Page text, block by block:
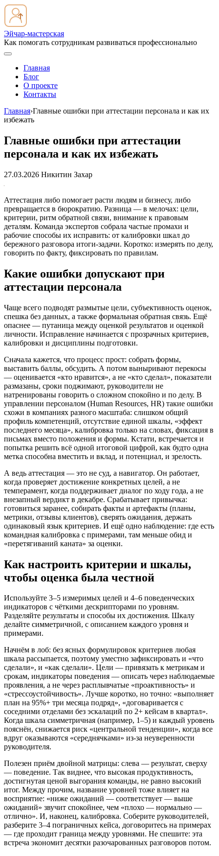
Эйчар-мастерская
Как помогать сотрудникам развиваться профессионально
Главная
Блог
О проекте
Контакты
Главная›Главные ошибки при аттестации персонала и как их
избежать
Главные ошибки при аттестации
персонала и как их избежать
27.03.2026 Никитин Захар
Аттестация либо помогает расти людям и бизнесу, либо
превращается в бюрократию. Разница — в мелочах: цели,
критерии, ритм обратной связи, внимание к правовым
деталям. Команда экспертов собрала частые промахи и
рабочие способы их исправить: от калибровки шкал до
бережного разговора итоги‑задачи. Коротко: измерять по делу,
говорить по факту, фиксировать по правилам.
Какие ошибки допускают при
аттестации персонала
Чаще всего подводят размытые цели, субъективность оценок,
спешка без данных, а также формальная обратная связь. Ещё
опаснее — путаница между оценкой результатов и оценкой
личности. Исправление начинается с прозрачных критериев,
калибровки и дисциплины подготовки.
Сначала кажется, что процесс прост: собрать формы,
выставить баллы, обсудить. А потом выныривают перекосы
— оценивается «кто нравится», а не «кто сделал», показатели
размазаны, сроки поджимают, руководители не
натренированы говорить о сложном спокойно и по делу. В
управлении персоналом (Human Resources, HR) такие ошибки
схожи в компаниях разного масштаба: слишком общий
профиль компетенций, отсутствие единой шкалы, «эффект
последнего месяца», калибровка только на словах, фиксация в
письмах вместо положения и формы. Кстати, встречается и
попытка решить всё одной итоговой цифрой, как будто одна
метка способна вместить и вклад, и потенциал, и зрелость.
А ведь аттестация — это не суд, а навигатор. Он работает,
когда проверяет достижение конкретных целей, а не
темперамент, когда поддерживает диалог по ходу года, а не
внезапный вердикт в декабре. Срабатывает привычка:
готовиться заранее, собирать факты и артефакты (планы,
метрики, отзывы клиентов), сверять ожидания, держать
одинаковый язык критериев. И ещё одно наблюдение: где есть
командная калибровка с примерами, там меньше обид и
«перетягиваний каната» за оценки.
Как настроить критерии и шкалы,
чтобы оценка была честной
Используйте 3–5 измеримых целей и 4–6 поведенческих
индикаторов с чёткими дескрипторами по уровням.
Разделяйте результаты и способы их достижения. Шкалу
делайте симметричной, с описанием каждого уровня и
примерами.
Начнём в лоб: без ясных формулировок критериев любая
шкала рассыпается, поэтому уместно зафиксировать и «что
сделали», и «как сделали». Цели — привязать к метрикам и
срокам, индикаторы поведения — описать через наблюдаемые
проявления, а не через расплывчатые «проактивность» и
«стрессоустойчивость». Лучше коротко, но точно: «выполняет
план на 95%+ три месяца подряд», «договаривается с
соседними отделами без эскалаций по 2+ кейсам в квартал».
Когда шкала симметричная (например, 1–5) и каждый уровень
пояснён, снижается риск «центральной тенденции», когда все
вдруг оказываются «середнячками» из‑за неуверенности
руководителя.
Полезен приём двойной матрицы: слева — результат, сверху
— поведение. Так виднее, что высокая продуктивность,
достигнутая ценой выгорания команды, не равно высокий
итог. Между прочим, название уровней тоже влияет на
восприятие: «ниже ожиданий — соответствует — выше
ожиданий» звучит спокойнее, чем «плохо — нормально —
отлично». И, наконец, калибровка. Соберите руководителей,
разберите 3–4 пограничных кейса, договоритесь на примерах
— где проходит граница между уровнями. Не спешите: эта
встреча экономит десятки разочарованных разговоров потом.